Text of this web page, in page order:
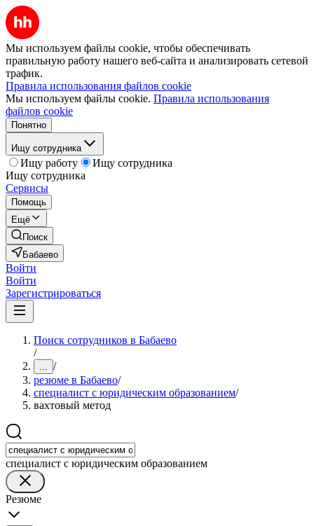
Мы используем файлы cookie, чтобы обеспечивать
правильную работу нашего веб-сайта и анализировать сетевой
трафик.
Правила использования файлов cookie
Мы используем файлы cookie. Правила использования
файлов cookie
Понятно
Ищу сотрудника
Ищу работу
Ищу сотрудника
Ищу сотрудника
Сервисы
Помощь
Ещё
Поиск
Бабаево
Войти
Войти
Зарегистрироваться
Поиск сотрудников в Бабаево
/
... /
резюме в Бабаево/
специалист с юридическим образованием/
вахтовый метод
специалист с юридическим образованием
Резюме